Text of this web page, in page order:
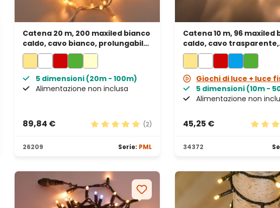
Catena 20 m, 200 maxiled bianco
caldo, cavo bianco, prolungabile,
IP67
5 dimensioni (20m - 100m)
Alimentazione non inclusa
89,84 €
(2)
26209 Serie: PML
Catena 10 m, 96 maxiled
caldo, cavo trasparente,
prolungabile
Giochi di luce + luce
5 dimensioni (10m -
Alimentazione non
45,25 €
34372